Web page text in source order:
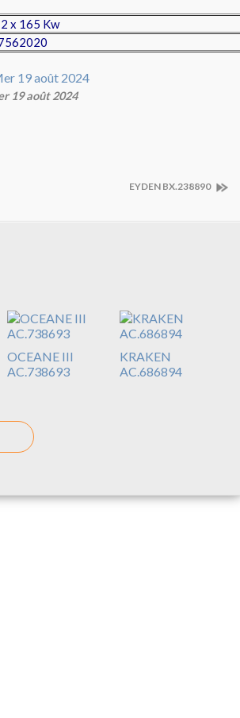
x 165 Kw
19 août 2024
EYDEN BX.238890
OCEANE III
AC.738693
KRAKEN
AC.686894